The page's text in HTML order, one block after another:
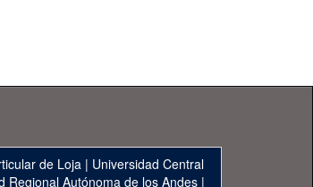
de Loja | Universidad Central
Regional Autónoma de los Andes|